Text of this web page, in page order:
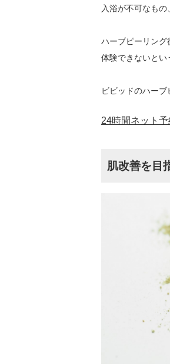
入浴が不可なも
ハーブピーリング
体験できないとい
ビビッドのハーブ
24時間ネット
肌改善を目